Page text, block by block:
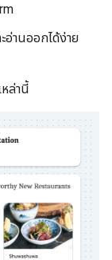
อ่านออกได้ง่าย
ล่านี้